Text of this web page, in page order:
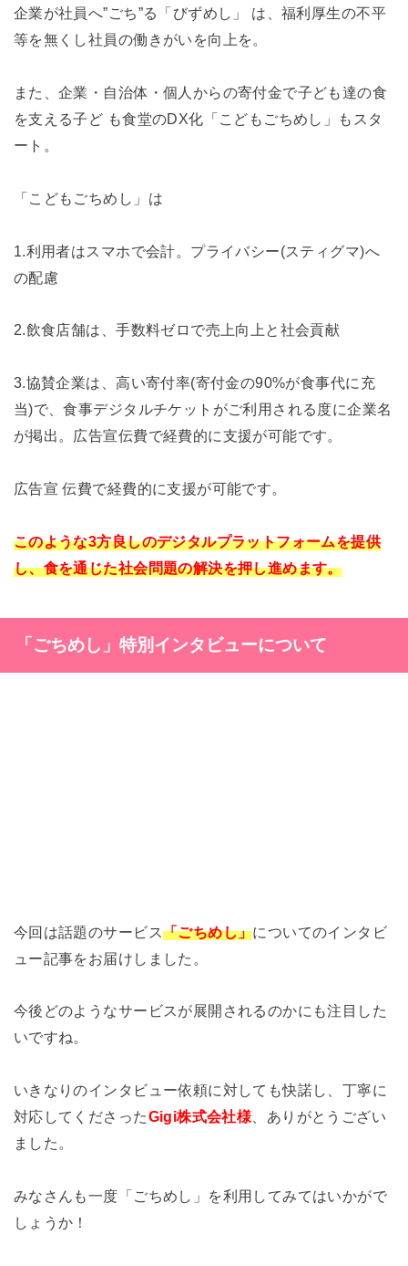
企業が社員へ”ごち”る「びずめし」 は、福利厚生の不平
等を無くし社員の働きがいを向上を。
また、企業・自治体・個人からの寄付金で子ども達の食
を支える子ど も食堂のDX化「こどもごちめし」もスタ
ート。
「こどもごちめし」は
1.利用者はスマホで会計。プライバシー(スティグマ)へ
の配慮
2.飲食店舗は、手数料ゼロで売上向上と社会貢献
3.協賛企業は、高い寄付率(寄付金の90%が食事代に充
当)で 、食事デジタルチケットがご利用される度に企業名
が掲出。広告宣伝費で経費的に支援が可能です。
広告宣 伝費で経費的に支援が可能です。
このような3方良しのデジタルプラットフォームを提供
し、食を通じた社会問題の解決を押し進めます。
「ごちめし」特別インタビューについて
今回は話題のサービス「ごちめし」についてのインタビ
ュー記事をお届けしました。
今後どのようなサービスが展開されるのかにも注目した
いですね。
いきなりのインタビュー依頼に対しても快諾し、丁寧に
対応してくださったGigi株式会社様 、ありがとうござい
ました。
みなさんも一度「ごちめし」を利用してみてはいかがで
しょうか！